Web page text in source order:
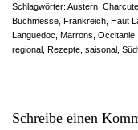
Schlagwörter: Austern
Buchmesse Frankreich Haut
Languedoc Marrons Occitanie
regional Rezepte saisonal
Schreibe einen